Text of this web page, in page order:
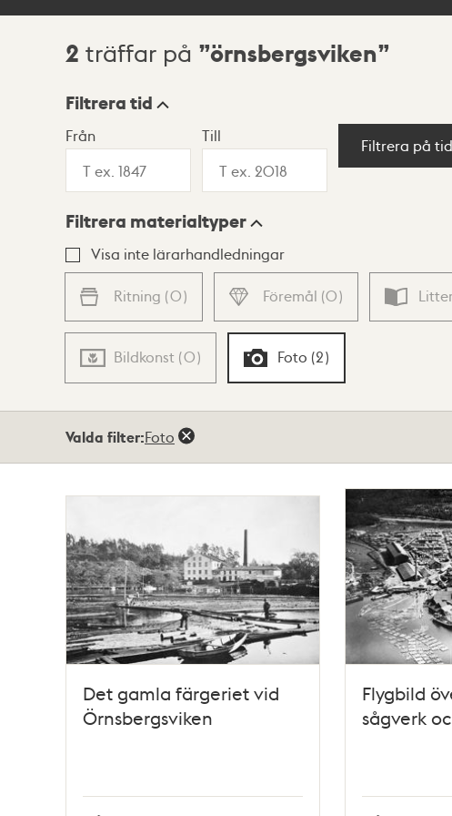
Sökresultat
2 träffar på örnsbergsviken
Visningsläge
Lista Karta
Filtrera tid
Från Till
Filtrera på tid
Filtrera materialtyper
Visa inte lärarhandledningar
Ritning (0) Föremål (0)
Bildkonst (0) Foto (2)
Valda filter:Foto
Det gamla färgeriet vid
Örnsbergsviken
Flygbild
sågverk